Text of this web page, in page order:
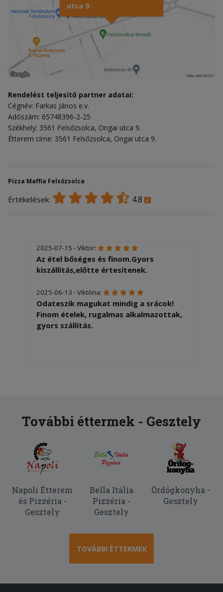
utca 9.
Rendelést teljesítő partner adatai:
Cégnév: Farkas János e.v.
Adószám: 65748396-2-25
Székhely: 3561 Felsőzsolca, Ongai utca 9.
Étterem címe: 3561 Felsőzsolca, Ongai utca 9.
Pizza Maffia Felsőzsolca
Értékelések: 4.8
2025-07-15 - Viktor:
Az étel bőséges és finom.Gyors
kiszállítás,előtte értesítenek.
2025-06-13 - Viktória:
Odateszik magukat mindig a srácok!
Finom ételek, rugalmas alkalmazottak,
gyors szállítás.
További éttermek - Gesztely
Napoli Étterem
és Pizzéria -
Gesztely
Bella Itália
Pizzéria -
Gesztely
Ördögkonyha -
Gesztely
TOVÁBBI ÉTTERMEK